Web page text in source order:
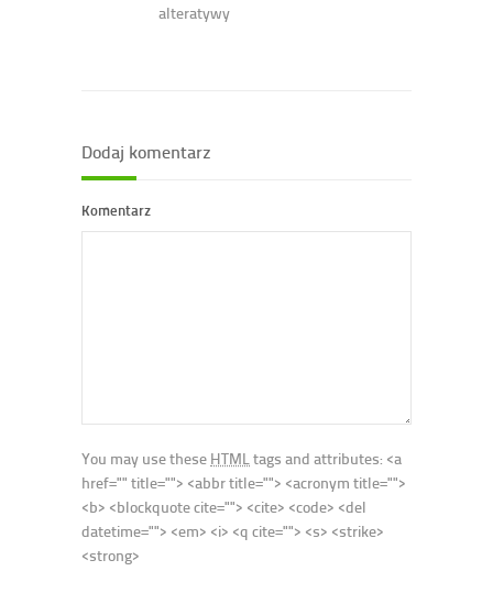
alteratywy
Dodaj komentarz
Komentarz
You may use these HTML tags and attributes: <a
href="" title=""> <abbr title=""> <acronym title="">
<b> <blockquote cite=""> <cite> <code> <del
datetime=""> <em> <i> <q cite=""> <s> <strike>
<strong>